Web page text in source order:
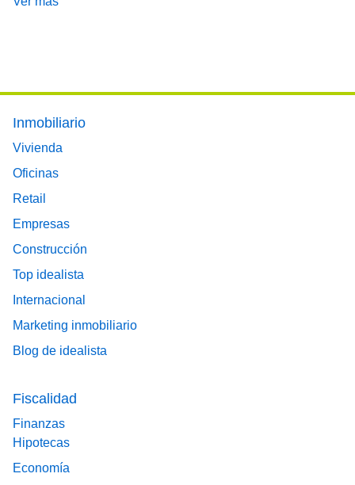
Footer main menu
Inmobiliario
Vivienda
Oficinas
Retail
Empresas
Construcción
Top idealista
Internacional
Marketing inmobiliario
Blog de idealista
Fiscalidad
Finanzas
Hipotecas
Economía